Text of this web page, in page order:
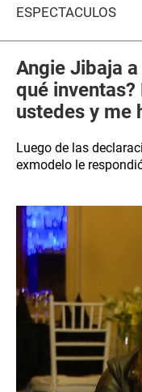
ESPECTÁCULOS
Angie Jibaja
qué
ustedes y me
Luego de las
exmodelo le